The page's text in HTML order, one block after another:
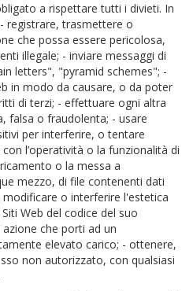
a rispettare tutti i divieti. In
registrare, trasmettere o
che possa essere pericolosa,
illegale; - inviare messaggi di
letters", "pyramid schemes"; -
in modo da causare, o da poter
di terzi; - effettuare ogni altra
falsa o fraudolenta; - usare
per interferire, o tentare
l’operatività o la funzionalità di
o la messa a
mezzo, di file contenenti dati
o interferire l'estetica
Web del codice del suo
che porti ad un
elevato carico; - ottenere,
non autorizzato, con qualsiasi